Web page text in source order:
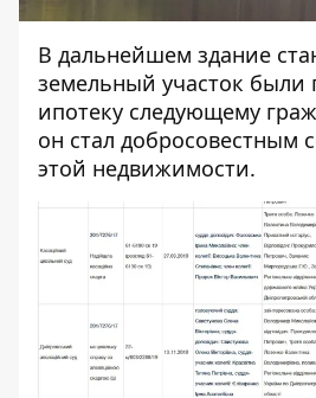
В дальнейшем здание
земельный участок были
ипотеку следующему
он стал добросовестным
этой недвижимости.